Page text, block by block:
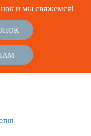
и мы свяжемся!